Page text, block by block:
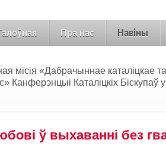
Галоўная Пра нас Навіны
місія «Дабрачыннае каталіцкае
Канферэнцыі Каталіцкіх Біскупаў
ў выхаванні без